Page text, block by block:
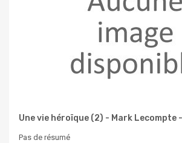
Une vie héroïque (2) - Mark Lecompte -
Pas de résumé